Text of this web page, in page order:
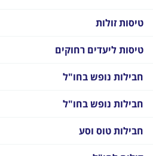
טיסות זולות
טיסות ליעדים רחוקים
חבילות נופש בחו"ל
חבילות נופש בחו"ל
חבילות טוס וסע